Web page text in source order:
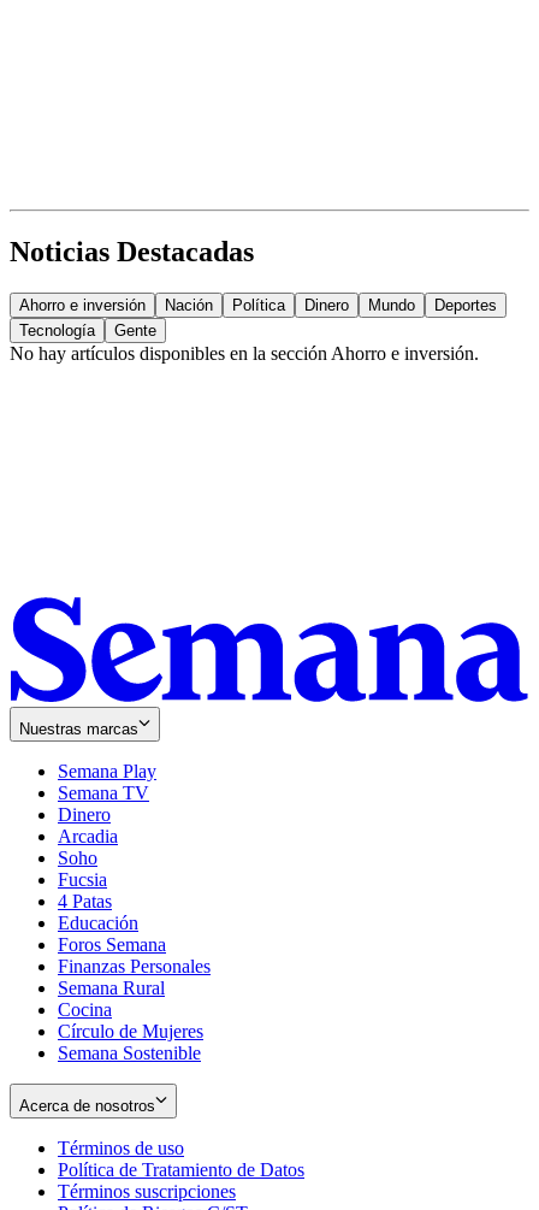
Noticias Destacadas
Ahorro e inversión Nación Política Dinero Mundo
Deportes
Tecnología
Gente
No hay artículos disponibles en la sección Ahorro e inversión.
Nuestras marcas
Semana Play
Semana TV
Dinero
Arcadia
Soho
in
new
window
Fucsia
in
new
window
4 Patas
Educación
Foros Semana
Finanzas Personales
Semana Rural
Cocina
Círculo de Mujeres
Semana Sostenible
Acerca de nosotros
Términos de uso
in
new
Política de Tratamiento de Datos
Términos suscripciones